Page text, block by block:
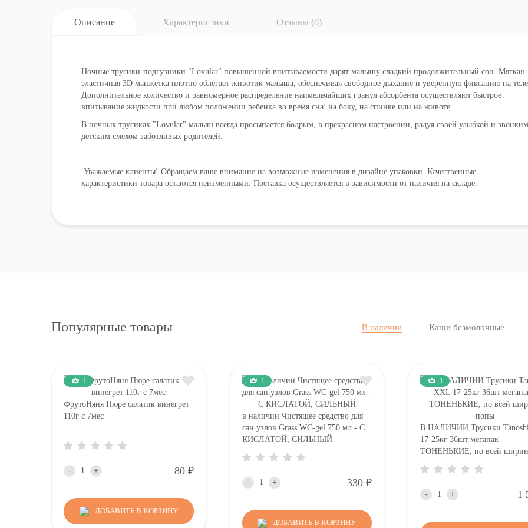
Описание Характеристики Отзывы (0)
Ночные трусики-подгузники "Lovular" повышенной впитываемости дарят малышу сладкий продолжительный сон. Мягкая
эластичная 3D манжетка плотно облегает животик малыша, обеспечивая свободное дыхание и уверенную фиксацию на
Дополнительное количество и равномерное распределение наимельчайших гранул абсорбента осуществляют быстрое
впитывание жидкости при любом положении ребенка во время сна: на боку, на спинке или на животе.
В ночных трусиках "Lovular" малыш всегда просыпается бодрым, в прекрасном настроении, радуя своей улыбкой и звонким
детским смехом заботливых родителей.
Уважаемые клиенты! Обращаем ваше внимание на возможные изменения в дизайне упаковки. Качественные
характеристики товара остаются неизменными. Поставка осуществляется в зависимости от наличия на складе.
Популярные товары В наличии Каши безмолочные
1
ФрутоНяня Пюре салатик винегрет
110г с 7мес
- + 80 Р
ДОБАВИТЬ В КОРЗИНУ
1
в наличии Чистящее средство для
сан.узлов Grass WC-gel 750 мл - С
КИСЛАТОЙ, СИЛЬНЫЙ
- + 330 Р
ДОБАВИТЬ В КОРЗИНУ
1
В НАЛИЧИИ Трусики
17-25кг 36шт мегапак -
ТОНЕНЬКИЕ, по всей
попы
- + 1